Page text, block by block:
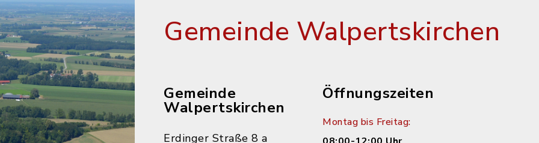
Gemeinde Walpertskirchen
Gemeinde
Walpertskirchen
Erdinger Straße 8 a
Öffnungszeiten
Montag bis Freitag: